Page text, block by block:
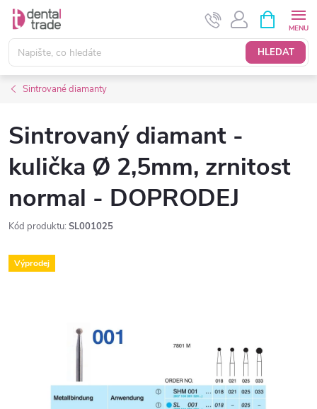
Přejít
obsah
HLEDAT
NÁKUPNÍ
KOŠÍK
Sintrované diamanty
Sintrovaný diamant -
kulička Ø 2,5mm, zrnitost
normal - DOPRODEJ
Kód produktu: SL001025
Výprodej